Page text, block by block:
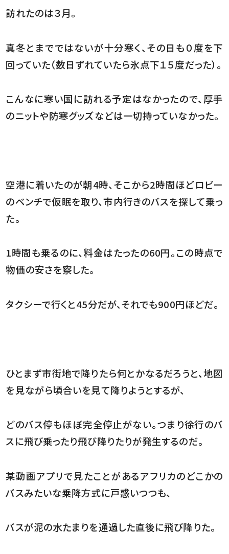
訪れたのは３月。
真冬とまでではないが十分寒く、その日も０度を下
回っていた（数日ずれていたら氷点下１５度だった）。
こんなに寒い国に訪れる予定はなかったので、厚手
のニットや防寒グッズなどは一切持っていなかった。
空港に着いたのが朝4時、そこから2時間ほどロビー
のベンチで仮眠を取り、市内行きのバスを探して乗っ
た。
1時間も乗るのに、料金はたったの60円。この時点で
物価の安さを察した。
タクシーで行くと45分だが、それでも900円ほどだ。
ひとまず市街地で降りたら何とかなるだろうと、地図
を見ながら頃合いを見て降りようとするが、
どのバス停もほぼ完全停止がない。つまり徐行のバ
スに飛び乗ったり飛び降りたりが発生するのだ。
某動画アプリで見たことがあるアフリカのどこかの
バスみたいな乗降方式に戸惑いつつも、
バスが泥の水たまりを通過した直後に飛び降りた。